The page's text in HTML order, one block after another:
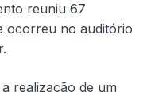
reuniu 67
ocorreu no auditório
realização de um